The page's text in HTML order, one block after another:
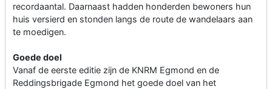
recordaantal. Daarnaast hadden honderden bewoners hun
huis versierd en stonden langs de route de wandelaars aan
te moedigen.
Goede doel
Vanaf de eerste editie zijn de KNRM Egmond en de
Reddingsbrigade Egmond het goede doel van het